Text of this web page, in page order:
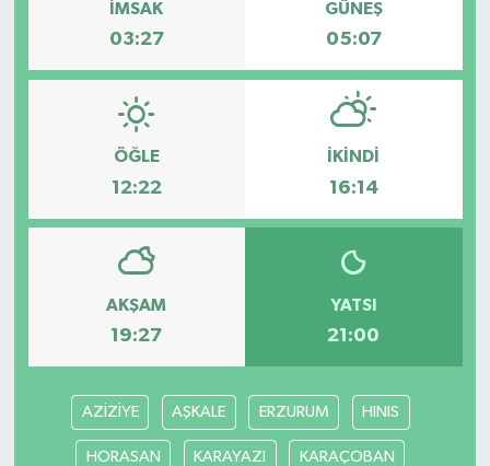
İMSAK
03:27
GÜNEŞ
05:07
ÖĞLE
12:22
İKINDI
16:14
AKŞAM
19:27
YATSI
21:00
AZİZİYE AŞKALE ERZURUM HINIS
HORASAN KARAYAZI KARAÇOBAN